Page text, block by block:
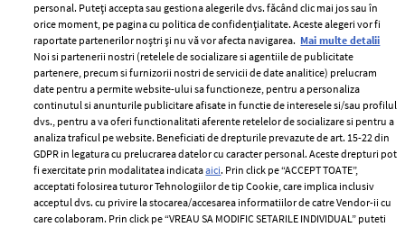
ELLE Style Awards
2024
Despre ELLE
Romania
Contact
Abonamente
Termeni si conditii
Politica de
confidențialitate
Politica de cookies
Publicitate
personal. Puteți accepta sau gestiona alegerile dvs. făcând clic mai jos sau în
orice moment, pe pagina cu politica de confidențialitate. Aceste alegeri vor fi
raportate partenerilor noștri și nu vă vor afecta navigarea. Mai multe detalii
Noi si partenerii nostri (retelele de socializare si agentiile de publicitate
partenere, precum si furnizorii nostri de servicii de date analitice) prelucram
date pentru a permite website-ului sa functioneze, pentru a personaliza
continutul si anunturile publicitare afisate in functie de interesele si/sau profilul
dvs., pentru a va oferi functionalitati aferente retelelor de socializare si pentru a
analiza traficul pe website. Beneficiati de drepturile prevazute de art. 15-22 din
GDPR in legatura cu prelucrarea datelor cu caracter personal. Aceste drepturi pot
fi exercitate prin modalitatea indicataaici. Prin click pe “ACCEPT TOATE”,
acceptati folosirea tuturor Tehnologiilor de tip Cookie, care implica inclusiv
acceptul dvs. cu privire la stocarea/accesarea informatiilor de catre Vendor-ii cu
care colaboram. Prin click pe “VREAU SA MODIFIC SETARILE INDIVIDUAL” puteti